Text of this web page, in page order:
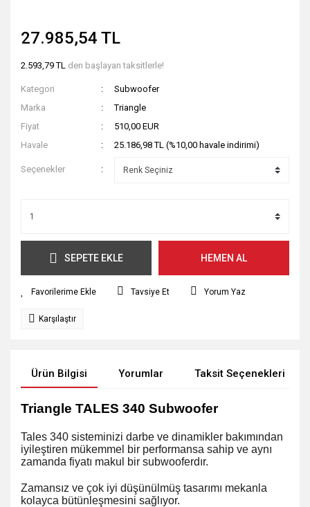
27.985,54 TL
2.593,79 TL den başlayan taksitlerle!
Kategori
Subwoofer
Marka
Triangle
Fiyat
510,00 EUR
Havale
25.186,98 TL (%10,00 havale indirimi)
Seçenekler
SEPETE EKLE HEMEN AL
Tavsiye Et Yorum Yaz
Karşılaştır
Ürün Bilgisi Yorumlar Taksit Seçenekleri
Triangle TALES 340 Subwoofer
Tales 340 sisteminizi darbe ve dinamikler bakımından
iyileştiren mükemmel bir performansa sahip ve aynı
zamanda fiyatı makul bir subwooferdır.
Zamansız ve çok iyi düşünülmüş tasarımı mekanla
kolayca bütünleşmesini sağlıyor.